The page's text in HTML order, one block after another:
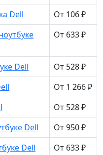
Dell
От 106 ₽
От 633 ₽
Dell
От 528 ₽
От 1 266 ₽
От 528 ₽
Dell
От 950 ₽
Dell
От 633 ₽